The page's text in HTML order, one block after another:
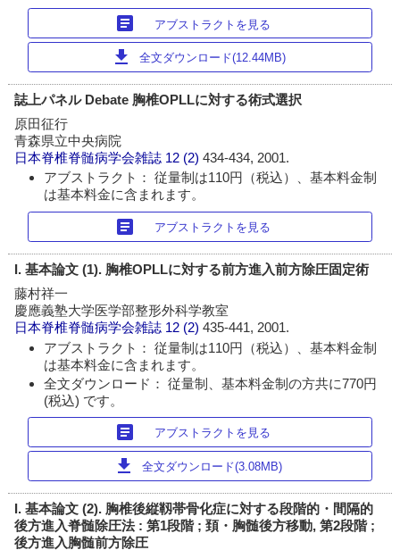
article アブストラクトを見る
download 全文ダウンロード(12.44MB)
誌上パネル Debate 胸椎OPLLに対する術式選択
原田征行
青森県立中央病院
日本脊椎脊髄病学会雑誌 12 (2)434-434, 2001.
アブストラクト： 従量制は110円（税込）、基本料金制
は基本料金に含まれます。
article アブストラクトを見る
I. 基本論文 (1). 胸椎OPLLに対する前方進入前方除圧固定術
藤村祥一
慶應義塾大学医学部整形外科学教室
日本脊椎脊髄病学会雑誌 12 (2)435-441, 2001.
アブストラクト： 従量制は110円（税込）、基本料金制
は基本料金に含まれます。
全文ダウンロード： 従量制、基本料金制の方共に770円
(税込) です。
article アブストラクトを見る
download 全文ダウンロード(3.08MB)
I. 基本論文 (2). 胸椎後縦靱帯骨化症に対する段階的・間隔的
後方進入脊髄除圧法 : 第1段階 ; 頚・胸髄後方移動, 第2段階 ;
後方進入胸髄前方除圧